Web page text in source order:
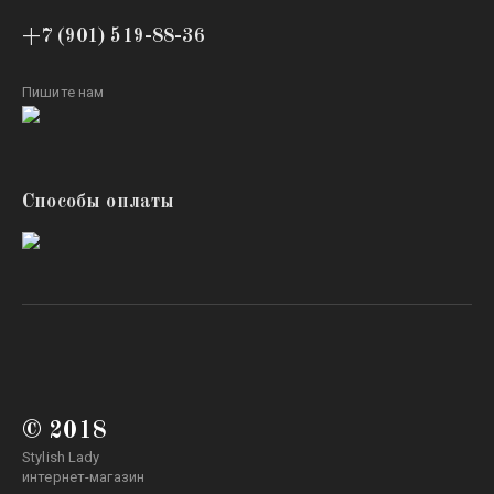
+7 (901) 519-88-36
Пишите нам
Способы оплаты
© 2018
Stylish Lady
интернет-магазин